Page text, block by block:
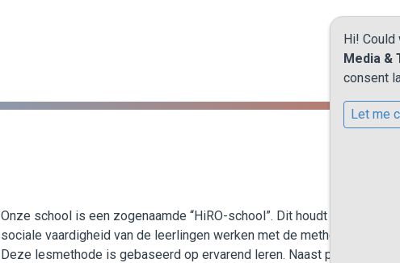
Onze school is een zogenaamde “HiRO-school”. Dit houdt in dat we
sociale vaardigheid van de leerlingen werken met de methode van HiRO.
Deze lesmethode is gebaseerd op ervarend leren. Naast praten ook
Hi!
Media &
consent
Let me